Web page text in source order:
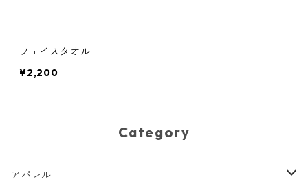
フェイスタオル
¥2,200
Category
アパレル